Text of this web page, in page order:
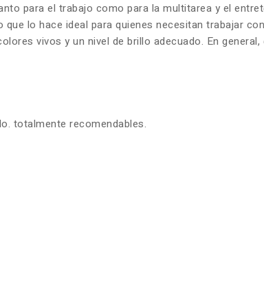
para el trabajo como para la multitarea y el
lo hace ideal para quienes necesitan trabajar
vivos y un nivel de brillo adecuado. En
totalmente recomendables.